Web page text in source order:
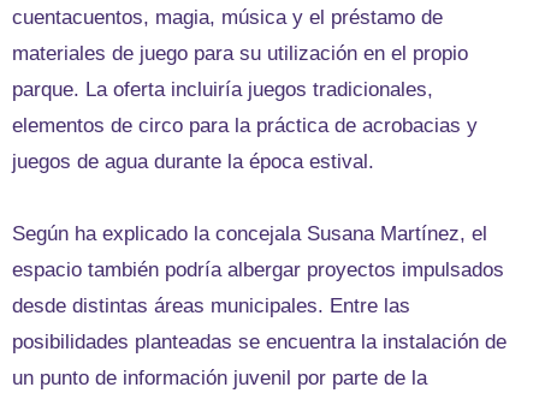
cuentacuentos, magia, música y el préstamo de
materiales de juego para su utilización en el propio
parque. La oferta incluiría juegos tradicionales,
elementos de circo para la práctica de acrobacias y
juegos de agua durante la época estival.
Según ha explicado la concejala Susana Martínez, el
espacio también podría albergar proyectos impulsados
desde distintas áreas municipales. Entre las
posibilidades planteadas se encuentra la instalación de
un punto de información juvenil por parte de la